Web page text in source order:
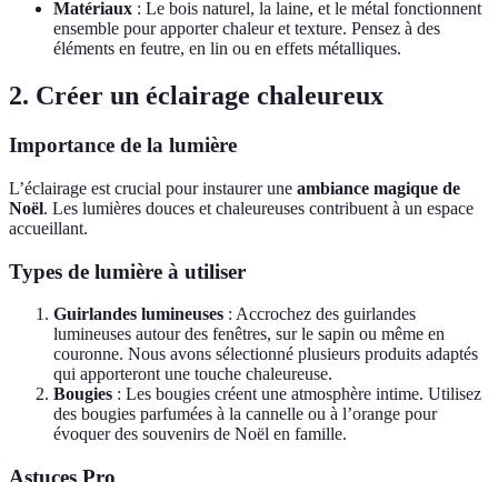
Matériaux : Le bois naturel, la laine, et le métal fonctionnent
ensemble pour apporter chaleur et texture. Pensez à des
éléments en feutre, en lin ou en effets métalliques.
2. Créer un éclairage chaleureux
Importance de la lumière
L’éclairage est crucial pour instaurer une ambiance magique de
Noël. Les lumières douces et chaleureuses contribuent à un espace
accueillant.
Types de lumière à utiliser
Guirlandes lumineuses : Accrochez des guirlandes
lumineuses autour des fenêtres, sur le sapin ou même en
couronne. Nous avons sélectionné plusieurs produits adaptés
qui apporteront une touche chaleureuse.
Bougies : Les bougies créent une atmosphère intime. Utilisez
des bougies parfumées à la cannelle ou à l’orange pour
évoquer des souvenirs de Noël en famille.
Astuces Pro